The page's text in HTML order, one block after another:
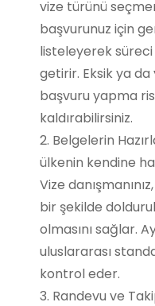
vize türünü
başvurunuz için
listeleyerek
getirir. Eksik ya
başvuru yapma
kaldırabilirsiniz.
2. Belgelerin
ülkenin kendine
Vize
bir şekilde
olmasını sağlar.
uluslararası
kontrol eder.
3. Randevu ve